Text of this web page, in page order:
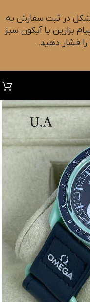
در ثبت سفارش به
آپ این شماره ۰۹۰۱۸۲۷۳۷۹۸ پیام بزارین یا آیکون سبز
فشار دهید.